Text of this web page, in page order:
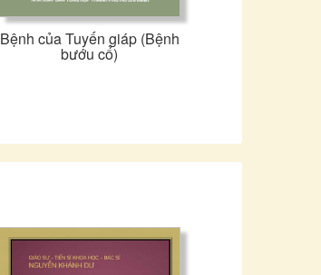
Bệnh của Tuyến giáp (Bệnh
bướu cổ)